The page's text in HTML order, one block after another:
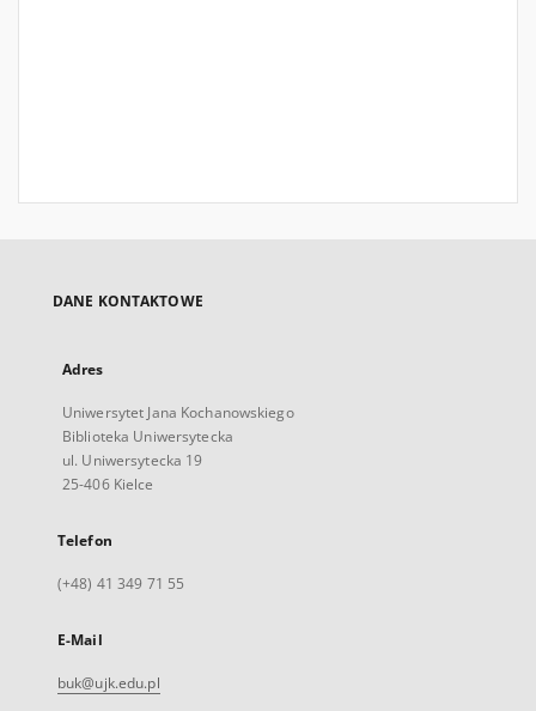
DANE KONTAKTOWE
Adres
Uniwersytet Jana Kochanowskiego
Biblioteka Uniwersytecka
ul. Uniwersytecka 19
25-406 Kielce
Telefon
(+48) 41 349 71 55
E-Mail
buk@ujk.edu.pl